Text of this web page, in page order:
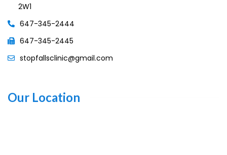
2W1
647-345-2444
647-345-2445
stopfallsclinic@gmail.com
Our Location